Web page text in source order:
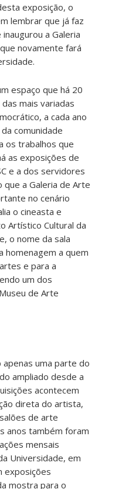
exposição, o
lembrar que já faz
a Galeria
novamente fará
espaço que há 20
mais variadas
a cada ano
comunidade
os trabalhos que
as exposições de
e a dos servidores
a Galeria de Arte
no cenário
o cineasta e
Artístico Cultural da
o nome da sala
homenagem a quem
e para a
um dos
de Arte
uma parte do
ampliado desde a
acontecem
direta do artista,
de arte
anos também foram
mensais
Universidade, em
exposições
mostra para o